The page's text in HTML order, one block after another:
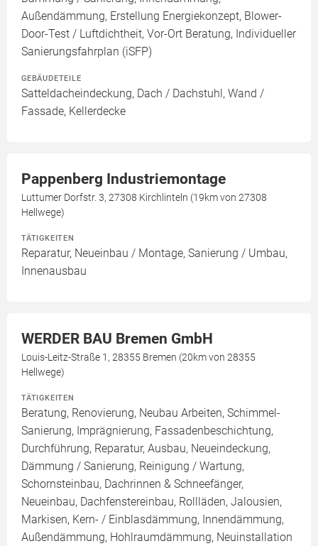
Außendämmung, Erstellung Energiekonzept, Blower-
Door-Test / Luftdichtheit, Vor-Ort Beratung, Individueller
Sanierungsfahrplan (iSFP)
GEBÄUDETEILE
Satteldacheindeckung, Dach / Dachstuhl, Wand /
Fassade, Kellerdecke
Pappenberg Industriemontage
Luttumer Dorfstr. 3, 27308 Kirchlinteln (19km von 27308
Hellwege)
TÄTIGKEITEN
Reparatur, Neueinbau / Montage, Sanierung / Umbau,
Innenausbau
WERDER BAU Bremen GmbH
Louis-Leitz-Straße 1, 28355 Bremen (20km von 28355
Hellwege)
TÄTIGKEITEN
Beratung, Renovierung, Neubau Arbeiten, Schimmel-
Sanierung, Imprägnierung, Fassadenbeschichtung,
Durchführung, Reparatur, Ausbau, Neueindeckung,
Dämmung / Sanierung, Reinigung / Wartung,
Schornsteinbau, Dachrinnen & Schneefänger,
Neueinbau, Dachfenstereinbau, Rollläden, Jalousien,
Markisen, Kern- / Einblasdämmung, Innendämmung,
Außendämmung, Hohlraumdämmung, Neuinstallation